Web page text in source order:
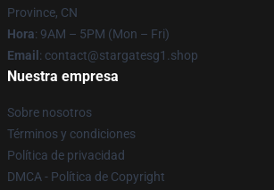
Province, CN
Hora: 9AM – 5PM (Mon – Fri)
Email : contact@stargatesg1.shop
Nuestra empresa
Sobre nosotros
Términos y condiciones
Política de privacidad
DMCA - Política de Copyright